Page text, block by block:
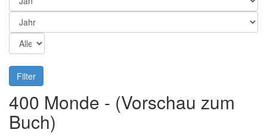
Filter
400 Monde - (Vorschau zum
Buch)